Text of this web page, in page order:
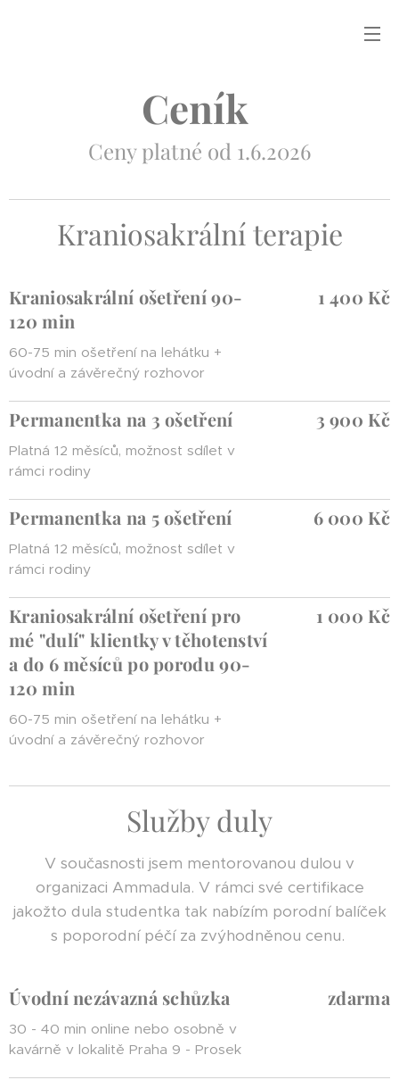
Ceník
Ceny platné od 1.6.2026
Kraniosakrální terapie
Kraniosakrální ošetření 90-
120 min
60-75 min ošetření na lehátku +
úvodní a závěrečný rozhovor
1 400 Kč
Permanentka na 3 ošetření
Platná 12 měsíců, možnost sdílet v
rámci rodiny
3 900 Kč
Permanentka na 5 ošetření
Platná 12 měsíců, možnost sdílet v
rámci rodiny
6 000 Kč
Kraniosakrální ošetření pro
mé "dulí" klientky v těhotenství
a do 6 měsíců po porodu 90-
120 min
60-75 min ošetření na lehátku +
úvodní a závěrečný rozhovor
1 000 Kč
Služby duly
V současnosti jsem mentorovanou dulou v
organizaci Ammadula. V rámci své certifikace
jakožto dula studentka tak nabízím porodní balíček
s poporodní péčí za zvýhodněnou cenu.
Úvodní nezávazná schůzka
30 - 40 min online nebo osobně v
kavárně v lokalitě Praha 9 - Prosek
zdarma